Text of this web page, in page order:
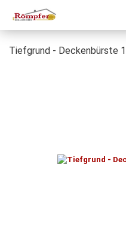
Tiefgrund - Deckenbürste